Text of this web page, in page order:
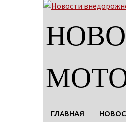
Skip
content
ГЛАВНАЯ